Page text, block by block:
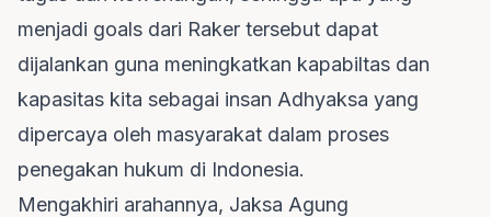
menjadi goals dari Raker tersebut dapat
dijalankan guna meningkatkan kapabiltas dan
kapasitas kita sebagai insan Adhyaksa yang
dipercaya oleh masyarakat dalam proses
penegakan hukum di Indonesia.
Mengakhiri arahannya, Jaksa Agung